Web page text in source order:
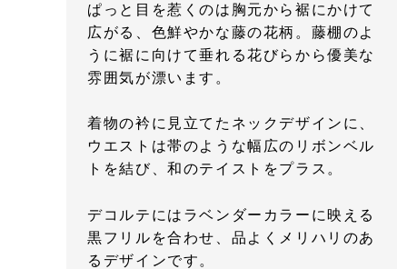
ぱっと目を惹くのは胸元から裾にかけて
広がる、色鮮やかな藤の花柄。藤棚のよ
うに裾に向けて垂れる花びらから優美な
雰囲気が漂います。
着物の衿に見立てたネックデザインに、
ウエストは帯のような幅広のリボンベル
トを結び、和のテイストをプラス。
デコルテにはラベンダーカラーに映える
黒フリルを合わせ、品よくメリハリのあ
るデザインです。